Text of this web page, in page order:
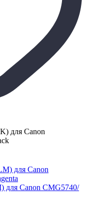
для Canon
Canon CMG5740/